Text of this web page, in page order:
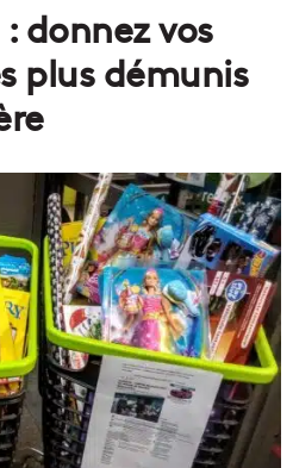
donnez vos
plus démunis